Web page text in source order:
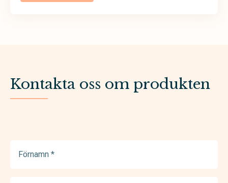
Kontakta oss om produkten
(Required)